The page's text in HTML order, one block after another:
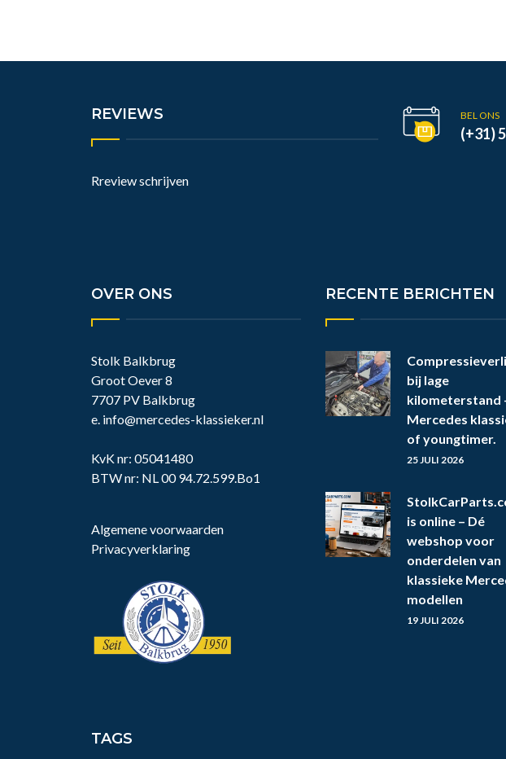
REVIEWS
Rreview schrijven
BEL ONS
(+31)
OVER ONS
Stolk Balkbrug
Groot Oever 8
7707 PV Balkbrug
e. info@mercedes-klassieker.nl
KvK nr: 05041480
BTW nr: NL 00 94.72.599.Bo1
Algemene voorwaarden
Privacyverklaring
RECENTE BERICHTEN
bij lage
kilometerstand
Mercedes
of youngtimer.
25 JULI 2026
is online – Dé
webshop voor
onderdelen van
klassieke
modellen
19 JULI 2026
TAGS